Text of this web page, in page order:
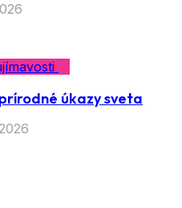
úkazy sveta